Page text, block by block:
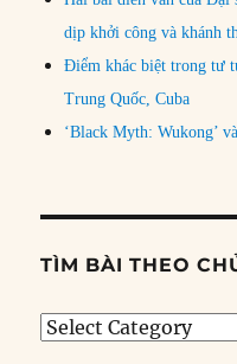
dịp khởi công và khánh
Điểm khác biệt trong tư
Trung Quốc, Cuba
‘Black Myth: Wukong’
TÌM BÀI THEO
Tìm